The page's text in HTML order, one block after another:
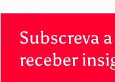
Subscreva
receber